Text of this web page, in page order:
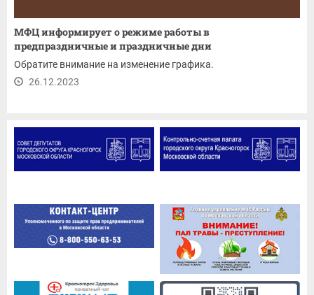
МФЦ информирует о режиме работы в
предпраздничные и праздничные дни
Обратите внимание на изменение графика.
26.12.2023